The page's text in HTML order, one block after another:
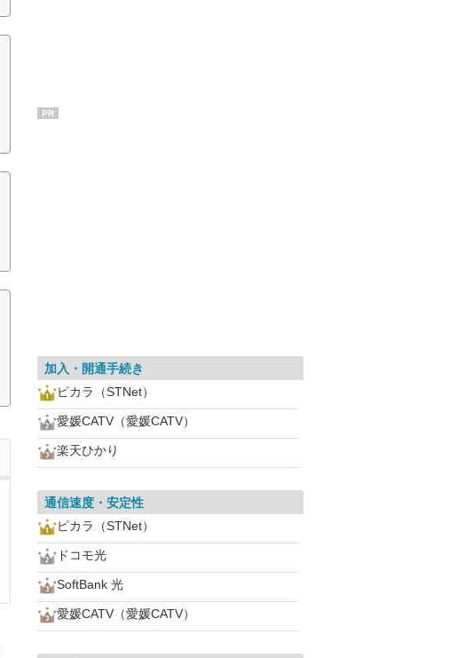
PR
加入・開通手続き
ピカラ（STNet）
愛媛CATV（愛媛CATV）
楽天ひかり
通信速度・安定性
ピカラ（STNet）
ドコモ光
SoftBank 光
愛媛CATV（愛媛CATV）